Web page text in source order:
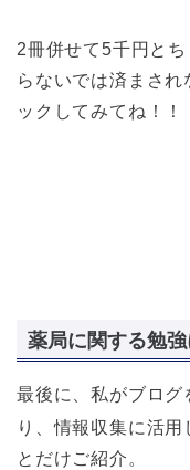
2冊併せて5千円と
らないでは済まされ
ックしてみてね！！
薬局に関する勉
最後に、私がブログ
り、情報収集に活
とだけご紹介。